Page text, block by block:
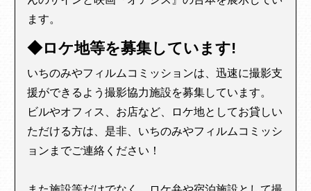
ます。
◆ロケ地等を募集しています!
いちのみやフィルムコミッションは、迅速に撮影支
援ができるよう撮影協力施設を募集しています。
ビルやオフィス、お店など、ロケ地としてお貸しい
ただける方は、是非、いちのみやフィルムコミッシ
ョンまでご連絡ください！